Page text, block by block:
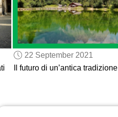
22 September 2021
Il futuro di un’antica tradizione